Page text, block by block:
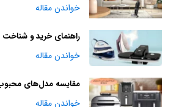
خواندن مقاله
خواندن مقاله
خواندن مقاله